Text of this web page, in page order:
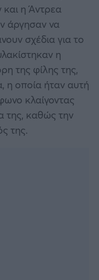
και η Άντρεα
άργησαν να
σχέδια για το
η
της φίλης της,
η οποία ήταν αυτή
κλαίγοντας
της, καθώς την
της.